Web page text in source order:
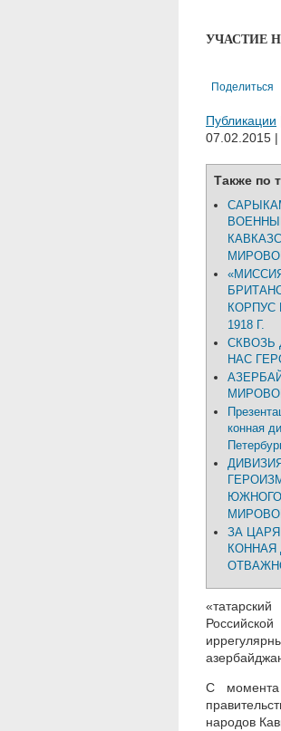
УЧАСТИЕ
Поделиться
Публикации
07.02.2015
Также по
КОРПУС
1918 Г.
НАС
конная
ЗА
КОННАЯ
С момента
народов